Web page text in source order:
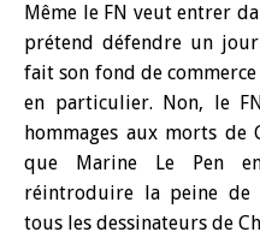
Même le FN veut entrer
prétend défendre un
fait son fond de
en particulier. Non, le
hommages aux morts de
que Marine Le Pen
réintroduire la peine de
tous les dessinateurs de